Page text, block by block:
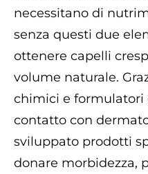
necessitano di
senza questi due
ottenere capelli
volume naturale.
chimici e formulatori
contatto con
sviluppato prodotti
donare morbidezza,